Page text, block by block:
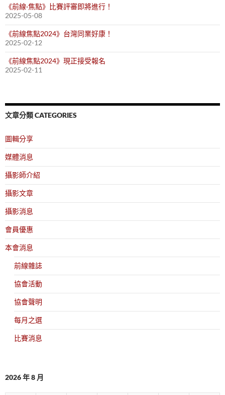
《前線·焦點》比賽評審即將進行！
2025-05-08
《前線焦點2024》台灣同業好康！
2025-02-12
《前線焦點2024》現正接受報名
2025-02-11
文章分類 CATEGORIES
圖輯分享
媒體消息
攝影師介紹
攝影文章
攝影消息
會員優惠
本會消息
前線雜誌
協會活動
協會聲明
每月之選
比賽消息
2026 年 8 月